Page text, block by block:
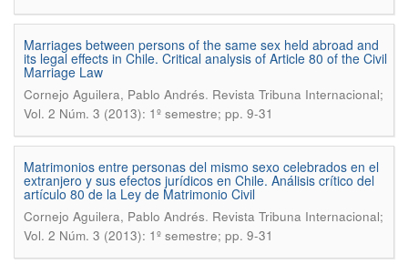
Marriages between persons of the same sex held abroad and
its legal effects in Chile. Critical analysis of Article 80 of the Civil
Marriage Law
Cornejo Aguilera, Pablo Andrés. Revista Tribuna Internacional;
Vol. 2 Núm. 3 (2013): 1º semestre; pp. 9-31
Matrimonios entre personas del mismo sexo celebrados en el
extranjero y sus efectos jurídicos en Chile. Análisis crítico del
artículo 80 de la Ley de Matrimonio Civil
Cornejo Aguilera, Pablo Andrés. Revista Tribuna Internacional;
Vol. 2 Núm. 3 (2013): 1º semestre; pp. 9-31